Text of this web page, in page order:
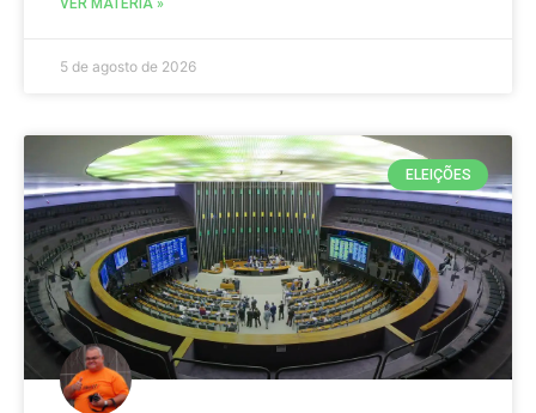
5 de agosto de 2026
ELEIÇÕES